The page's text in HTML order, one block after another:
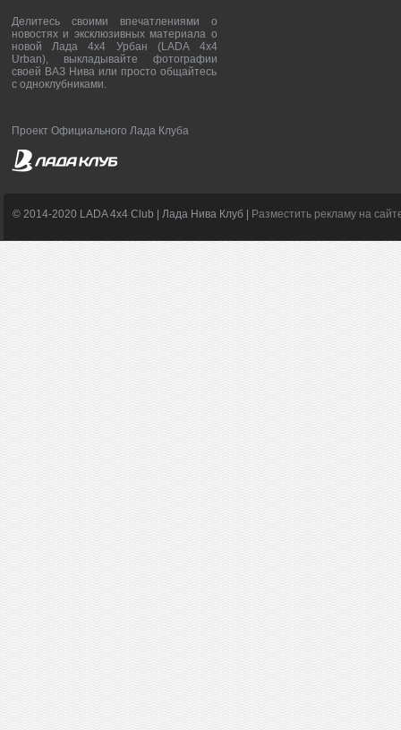
Делитесь своими впечатлениями о
новостях и эксклюзивных материала о
новой Лада 4х4 Урбан (LADA 4x4
Urban), выкладывайте фотографии
своей ВАЗ Нива или просто общайтесь
с одноклубниками.
Проект Официального Лада Клуба
© 2014-2020 LADA 4x4 Club | Лада Нива Клуб | Разместить рекламу на